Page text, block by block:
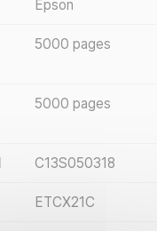
Epson
5000 pages
5000 pages
C13S050318
ETCX21C